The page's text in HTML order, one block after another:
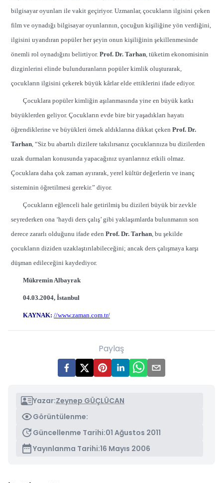
bilgisayar oyunları ile vakit geçiriyor. Uzmanlar, çocukların ilgisini çeken
film ve oynadığı bilgisayar oyunlarının, çocuğun kişiliğine yön verdiğini,
ilgisini uyandıran popüler her şeyin onun kişiliğinin şekillenmesinde
önemli rol oynadığını belirtiyor. Prof. Dr. Tarhan, tüketim ekonomisinin
dizginlerini elinde bulunduranların popüler kimlik oluşturarak,
çocukların ilgisini çekerek büyük kârlar elde ettiklerini ifade ediyor.
Çocuklara popüler kimliğin aşılanmasında yine en büyük katkı
büyüklerden geliyor. Çocukların evde bire bir yaşadıkları hayatı
öğrendiklerine ve büyükleri örnek aldıklarına dikkat çeken Prof. Dr.
Tarhan, “Siz bu abartılı dizilere takılırsanız çocuklarınıza bu dizilerden
uzak durmaları konusunda yapacağınız uyarılarınız etkili olmaz.
Çocuklara daha çok zaman ayırarak, yerel kültür değerlerin ve inanç
sisteminin öğretilmesi gerekir.” diyor.
Çocukların eğlenceli hale getirilmiş bu dizileri büyük bir zevkle
seyrederken ona ‘haydi ders çalış’ gibi yaklaşımlarda bulunmanın son
derece zararlı olduğunu ifade eden Prof. Dr. Tarhan, bu şekilde
çocukların diziden uzaklaştırılabileceğini; ancak ders çalışmaya karşı
düşman edileceğini kaydediyor.
Mükremin Albayrak
04.03.2004, İstanbul
KAYNAK: //www.zaman.com.tr/
Paylaş
Yazar:Zeynep GÜÇLÜCAN
Görüntülenme:
Güncellenme Tarihi:01 Ağustos 2011
Yayınlanma Tarihi:16 Mayıs 2006